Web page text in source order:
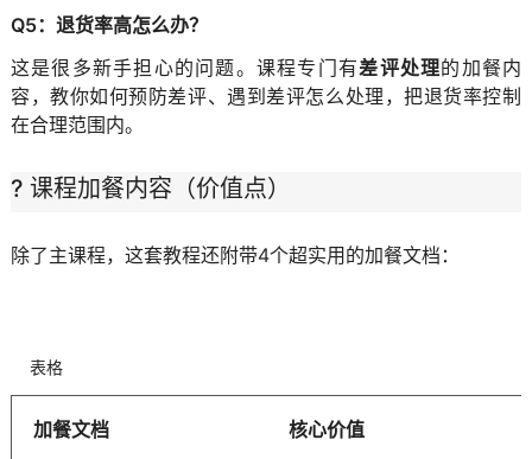
Q5：退货率高怎么办？
这是很多新手担心的问题。课程专门有差评处理的加餐内
容，教你如何预防差评、遇到差评怎么处理，把退货率控制
在合理范围内。
? 课程加餐内容（价值点）
除了主课程，这套教程还附带4个超实用的加餐文档：
表格
加餐文档 核心价值